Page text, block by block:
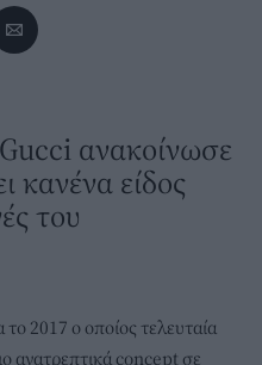
ανακοίνωσε
κανένα είδος
του
το 2017 ο οποίος τελευταία
ανατρεπτικά concept σε